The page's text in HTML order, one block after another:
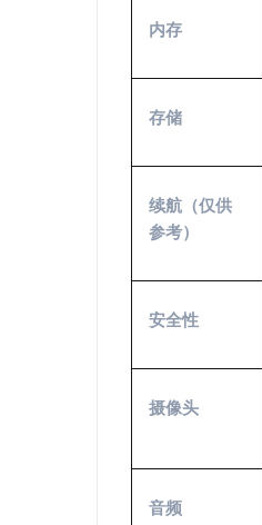
内存
存储
续航（仅供
参考）
安全性
摄像头
音频